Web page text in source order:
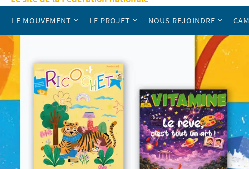
contenu
LE MOUVEMENT LE PROJET NOUS REJOINDRE